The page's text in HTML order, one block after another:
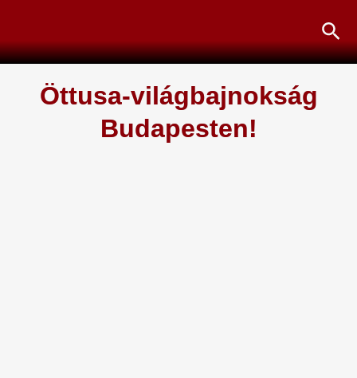
content
Öttusa-világbajnokság
Budapesten!